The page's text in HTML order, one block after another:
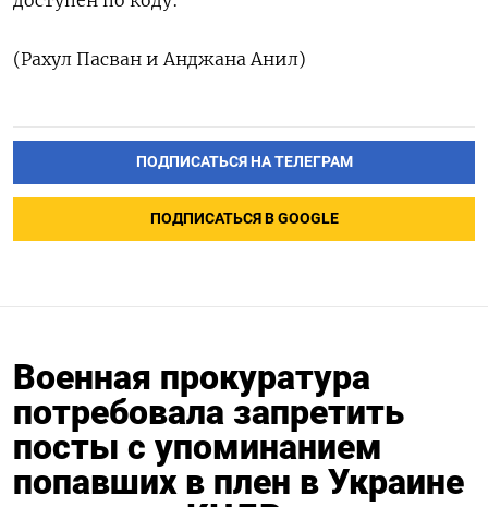
(Рахул Пасван и Анджана Анил)
ПОДПИСАТЬСЯ НА ТЕЛЕГРАМ
ПОДПИСАТЬСЯ В GOOGLE
Военная прокуратура
потребовала запретить
посты с упоминанием
попавших в плен в Украине